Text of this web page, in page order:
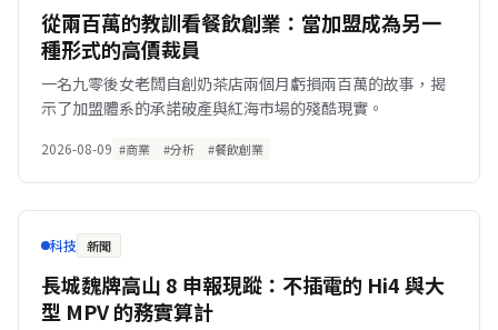
從兩百萬的教訓看餐飲創業：當加盟成為另一
種形式的高價裁員
一名九零後女老闆自創奶茶店兩個月虧損兩百萬的故事，揭
示了加盟體系的承諾破產與紅海市場的殘酷現實。
2026-08-09 #商業 #分析 #餐飲創業
科技 新聞
長城魏牌高山 8 申報現蹤：不插電的 Hi4 與大
型 MPV 的務實算計